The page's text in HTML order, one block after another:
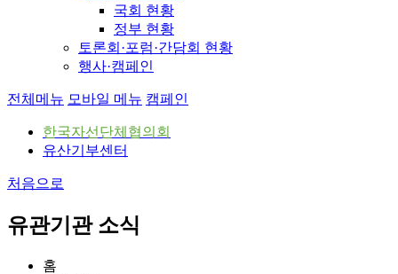
국회 현황
정부 현황
토론회·포럼·간담회 현황
행사·캠페인
전체메뉴 모바일 메뉴 캠페인
한국자선단체협의회
유산기부센터
처음으로
유관기관 소식
홈